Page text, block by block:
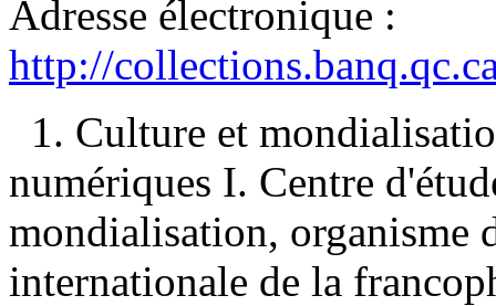
Adresse électronique :
http://
1. Culture et
numériques I. Centre
mondialisation, organisme
internationale de la